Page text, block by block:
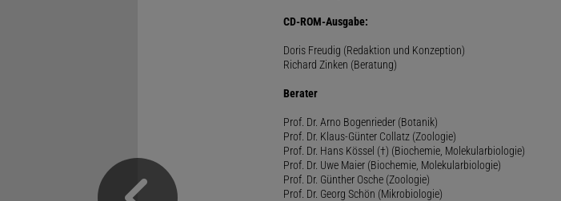
CD-ROM-Ausgabe:
Doris Freudig (Redaktion und Konzeption)
Richard Zinken (Beratung)
Berater
Prof. Dr. Arno Bogenrieder (Botanik)
Prof. Dr. Klaus-Günter Collatz (Zoologie)
Prof. Dr. Hans Kössel (†) (Biochemie, Molekularbiologie)
Prof. Dr. Uwe Maier (Biochemie, Molekularbiologie)
Prof. Dr. Günther Osche (Zoologie)
Prof. Dr. Georg Schön (Mikrobiologie)